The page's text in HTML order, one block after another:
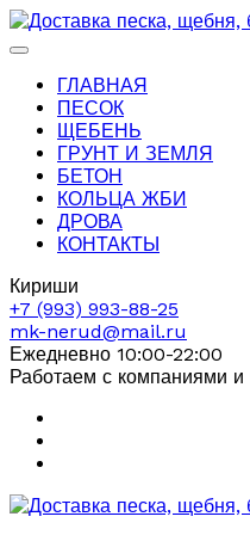
ГЛАВНАЯ
ПЕСОК
ЩЕБЕНЬ
ГРУНТ И ЗЕМЛЯ
БЕТОН
КОЛЬЦА ЖБИ
ДРОВА
КОНТАКТЫ
Кириши
+7 (993) 993-88-25
mk-nerud@mail.ru
Ежедневно 10:00-22:00
Работаем с компаниями